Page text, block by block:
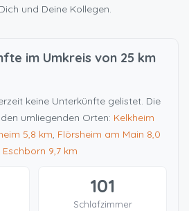
und Deine Kollegen.
im Umkreis von 25 km
keine Unterkünfte gelistet. Die
umliegenden Orten: Kelkheim
5,8 km, Flörsheim am Main 8,0
Eschborn 9,7 km
101
Schlafzimmer